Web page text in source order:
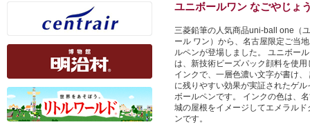
ユニボールワン なごやじょ
三菱鉛筆の人気商品uni-ball one（
ール ワン）から、名古屋限定ご当
ルペンが登場しました。 ユニボー
は、新技術ビーズパック顔料を使用
インクで、一層色濃い文字が書け、
に残りやすい効果が実証されたゲル
ボールペンです。 インクの色は、
城の屋根をイメージしてエメラルド
ンです。